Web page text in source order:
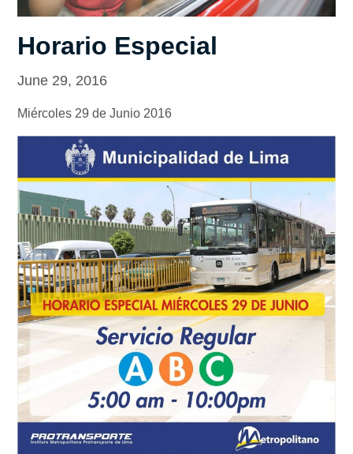
Horario Especial
June 29, 2016
Miércoles 29 de Junio 2016